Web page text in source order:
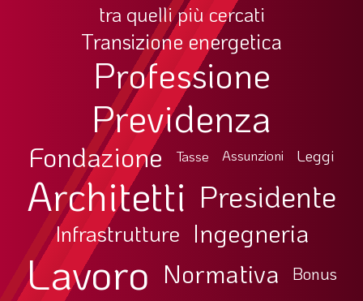
tra quelli più cercati
Transizione energetica
Professione
Previdenza
Fondazione Tasse Assunzioni Leggi
Architetti Presidente
Infrastrutture Ingegneria
Lavoro Normativa Bonus